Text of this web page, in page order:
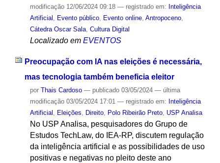
modificação12/06/2024 09:18 — registrado em: Inteligência
Artificial , Evento público, Evento online, Antropoceno,
Cátedra Oscar Sala, Cultura Digital
Localizado em EVENTOS
Preocupação com IA nas eleições é necessária,
mas tecnologia também beneficia eleitor
por Thais Cardoso — publicado03/05/2024 — última
modificação03/05/2024 17:01 — registrado em: Inteligência
Artificial , Eleições, Direito, Polo Ribeirão Preto, USP Analisa
No USP Analisa, pesquisadores do Grupo de
Estudos TechLaw, do IEA-RP, discutem regulação
da inteligência artificial e as possibilidades de uso
positivas e negativas no pleito deste ano